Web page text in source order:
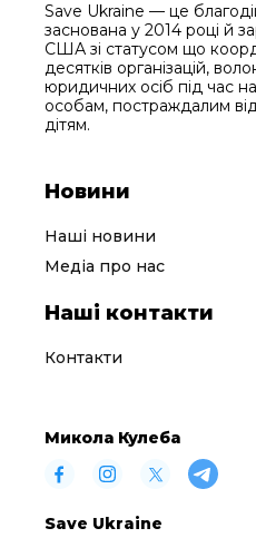
Save Ukraine — це
заснована у 2014 році й
США зі статусом що
десятків організацій,
юридичних осіб під час
особам, постраждалим
дітям.
Новини
Наші новини
Медіа про нас
Наші контакти
Контакти
Микола Кулеба
Save Ukraine